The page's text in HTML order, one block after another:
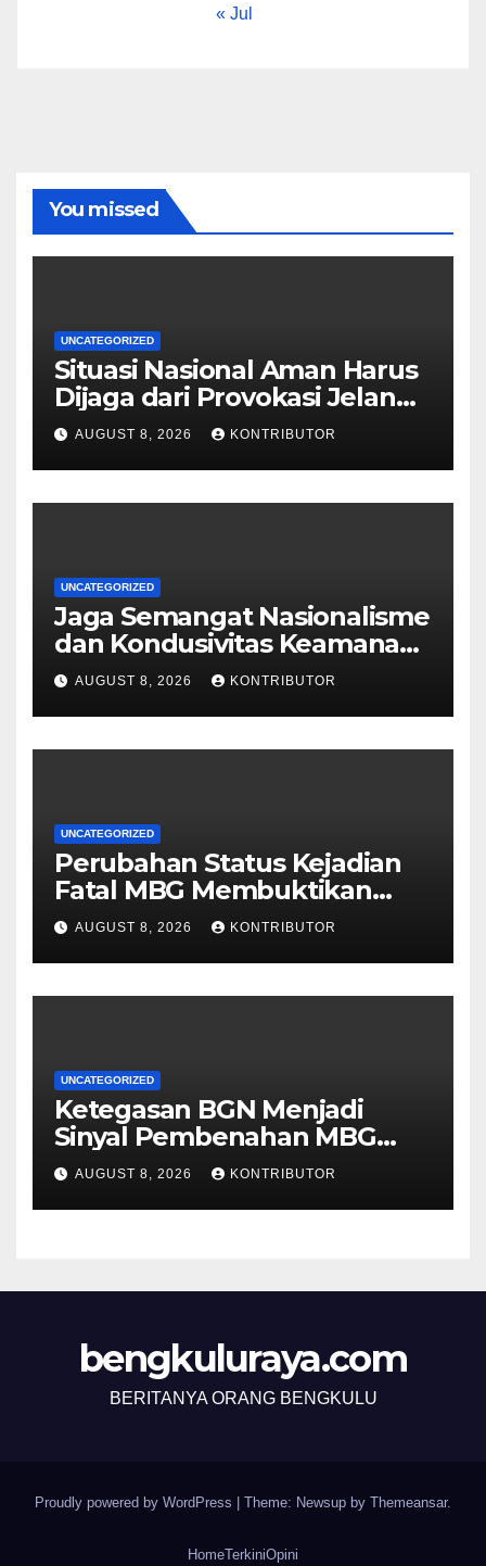
« Jul
You missed
UNCATEGORIZED
Situasi Nasional Aman Harus
Dijaga dari Provokasi Jelang
HUT ke-81 RI
AUGUST 8, 2026 KONTRIBUTOR
UNCATEGORIZED
Jaga Semangat Nasionalisme
dan Kondusivitas Keamanan
Papua Jelang HUT Ke-81 RI
AUGUST 8, 2026 KONTRIBUTOR
UNCATEGORIZED
Perubahan Status Kejadian
Fatal MBG Membuktikan
Pemerintah Tidak Main-main
AUGUST 8, 2026 KONTRIBUTOR
UNCATEGORIZED
Ketegasan BGN Menjadi
Sinyal Pembenahan MBG
Berjalan Lebih Serius
AUGUST 8, 2026 KONTRIBUTOR
bengkuluraya.com
BERITANYA ORANG BENGKULU
Proudly powered by WordPress Theme: Newsup by Themeansar.
HomeTerkiniOpini